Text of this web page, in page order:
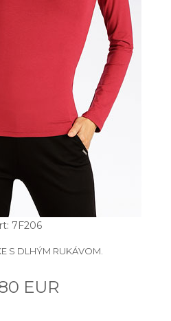
7F206
S DLHÝM RUKÁVOM.
EUR